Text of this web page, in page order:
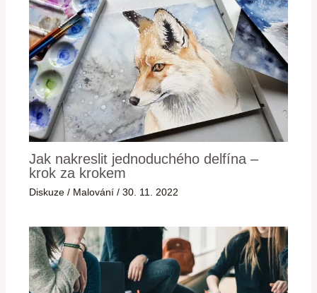
Jak nakreslit jednoduchého delfína –
krok za krokem
Diskuze / Malování /30. 11. 2022